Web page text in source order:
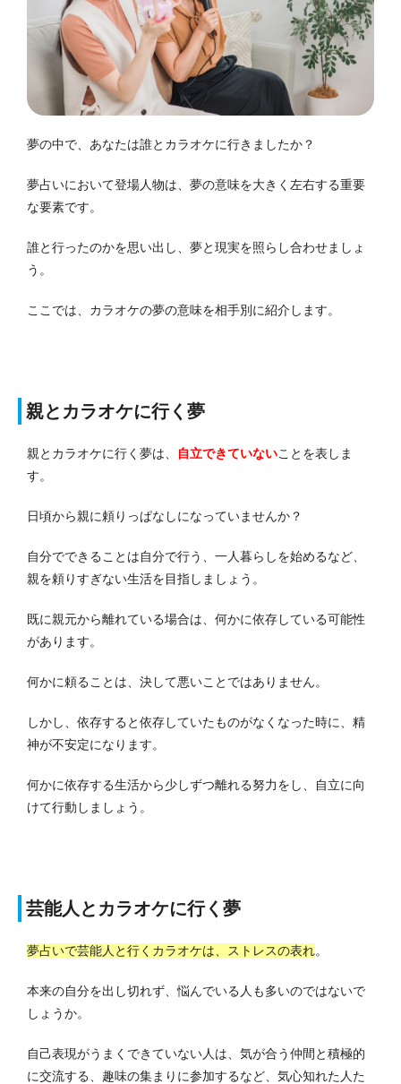
夢の中で、あなたは誰とカラオケに行きましたか？
夢占いにおいて登場人物は、夢の意味を大きく左右する重要
な要素です。
誰と行ったのかを思い出し、夢と現実を照らし合わせましょ
う。
ここでは、カラオケの夢の意味を相手別に紹介します。
親とカラオケに行く夢
親とカラオケに行く夢は、 自立できていないことを表しま
す。
日頃から親に頼りっぱなしになっていませんか？
自分でできることは自分で行う、一人暮らしを始めるなど、
親を頼りすぎない生活を目指しましょう。
既に親元から離れている場合は、何かに依存している可能性
があります。
何かに頼ることは、決して悪いことではありません。
しかし、依存すると依存していたものがなくなった時に、精
神が不安定になります。
何かに依存する生活から少しずつ離れる努力をし、自立に向
けて行動しましょう。
芸能人とカラオケに行く夢
夢占いで芸能人と行くカラオケは、ストレスの表れ。
本来の自分を出し切れず、悩んでいる人も多いのではないで
しょうか。
自己表現がうまくできていない人は、気が合う仲間と積極的
に交流する、趣味の集まりに参加するなど、気心知れた人た